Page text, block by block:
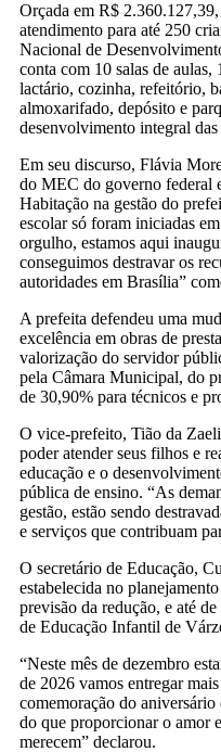
Orçada em R$
atendimento para até 250
Nacional de
conta com 10 salas de
lactário, cozinha, refeitório,
almoxarifado, depósito e
desenvolvimento integral das
Em seu discurso, Flávia
do MEC do governo federal
Habitação na gestão do
escolar só foram iniciadas
orgulho, estamos aqui
conseguimos destravar os
autoridades em Brasília”
A prefeita defendeu uma
excelência em obras de
valorização do servidor
pela Câmara Municipal, do
de 30,90% para técnicos e
O vice-prefeito, Tião da
poder atender seus filhos e
educação e o
pública de ensino. “As
gestão, estão sendo
e serviços que contribuam
O secretário de Educação,
estabelecida no
previsão da redução, e até
de Educação Infantil de
“Neste mês de dezembro
de 2026 vamos entregar
comemoração do
do que proporcionar o amor
merecem” declarou.